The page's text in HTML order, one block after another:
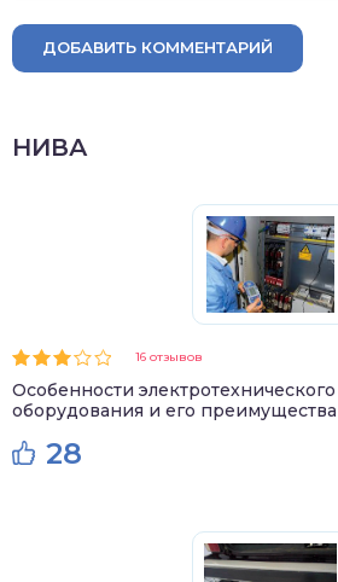
ДОБАВИТЬ КОММЕНТАРИЙ
НИВА
16 отзывов
Особенности
оборудования и его преимущества
28